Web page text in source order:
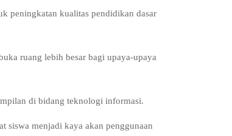
peningkatan kualitas pendidikan dasar
ruang lebih besar bagi upaya-upaya
di bidang teknologi informasi.
siswa menjadi kaya akan penggunaan